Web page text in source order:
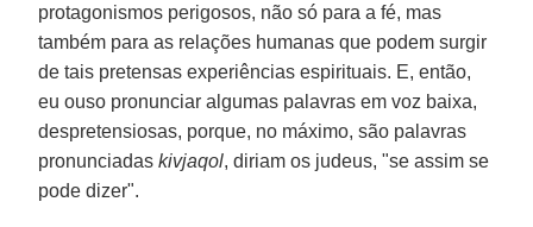
protagonismos perigosos, não só para a fé, mas
também para as relações humanas que podem surgir
de tais pretensas experiências espirituais. E, então,
eu ouso pronunciar algumas palavras em voz baixa,
despretensiosas, porque, no máximo, são palavras
pronunciadaskivjaqol, diriam os judeus, "se assim se
pode dizer".